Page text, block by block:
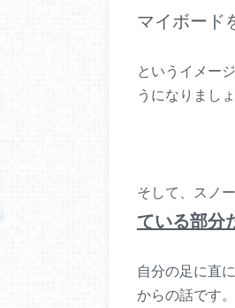
マイボード
というイメー
うになりましょ
そして、スノ
ている部分
自分の足に直
からの話です